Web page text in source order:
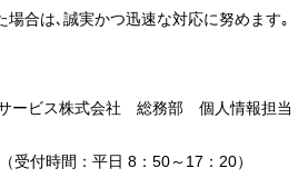
場合は､誠実かつ迅速な対応に努めます｡
ービス株式会社 総務部 個人情報担当
受付時間：平日 8：50～17：20）